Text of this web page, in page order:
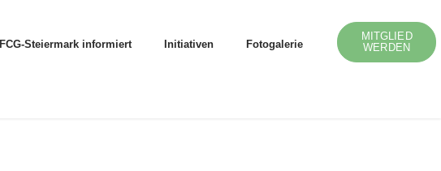
FCG-Steiermark informiert Initiativen Fotogalerie
MITGLIED
WERDEN